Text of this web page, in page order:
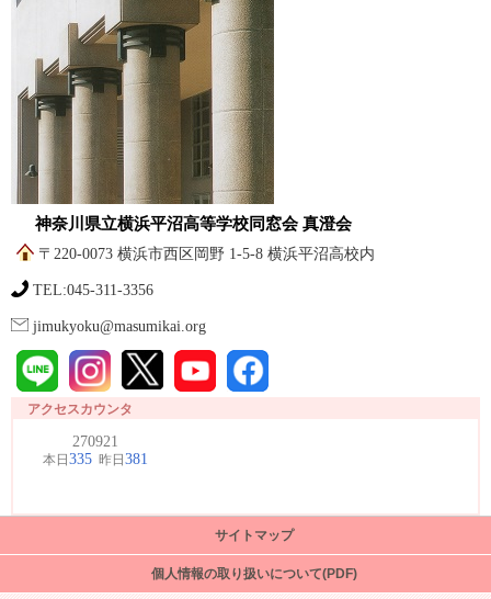
神奈川県立横浜平沼高等学校同窓会 真澄会
〒220-0073 横浜市西区岡野 1-5-8 横浜平沼高校内
TEL:045-311-3356
jimukyoku@masumikai.org
アクセスカウンタ
サイトマップ
個人情報の取り扱いについて(PDF)